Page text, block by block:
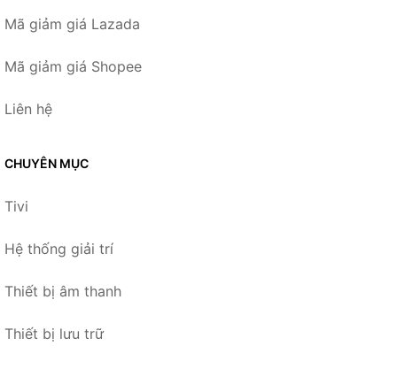
Mã giảm giá Lazada
Mã giảm giá Shopee
Liên hệ
CHUYÊN MỤC
Tivi
Hệ thống giải trí
Thiết bị âm thanh
Thiết bị lưu trữ